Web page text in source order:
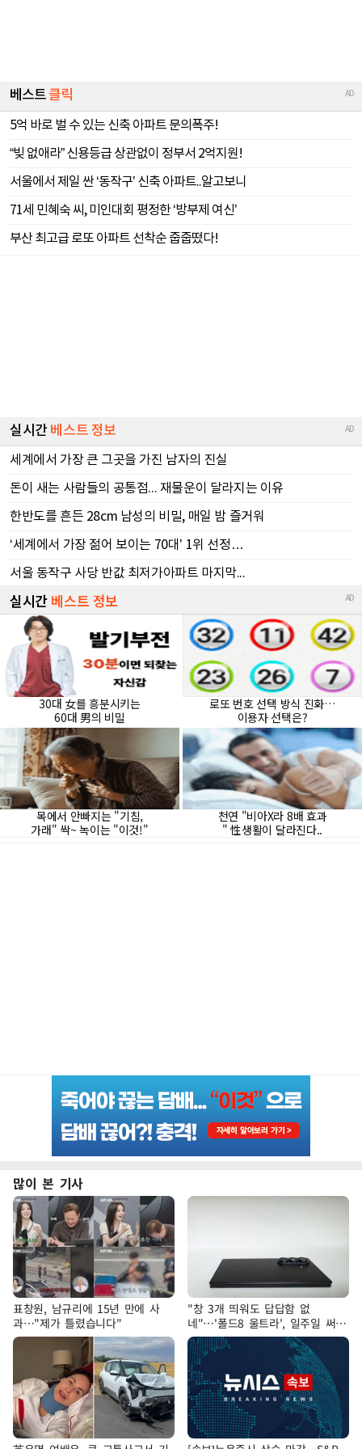
많이 본 기사
표창원, 남규리에 15년 만에 사
과…"제가 틀렸습니다"
"창 3개 띄워도 답답함 없
네"…'폴드8 울트라', 일주일 써보
니